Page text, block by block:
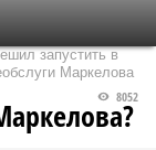
запустить в
Маркелова
8052